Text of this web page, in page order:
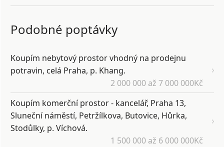
Podobné poptávky
Koupím nebytový prostor vhodný na prodejnu
potravin, celá Praha, p. Khang.
2 000 000 až 7 000 000Kč
Koupím komerční prostor - kancelář, Praha 13,
Sluneční náměstí, Petržílkova, Butovice, Hůrka,
Stodůlky, p. Víchová.
1 500 000 až 6 000 000Kč